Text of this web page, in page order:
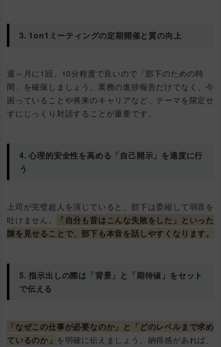
3. 1on1ミーティングの定期開催と質の向上
週～月に1回、10分程度で良いので「部下のための時
間」を確保しましょう。業務の進捗報告だけでなく、今
困っていることや将来のキャリアなど、テーマを限定せ
ずにじっくり対話することが重要です。
4. 心理的安全性を高める「自己開示」を適度に行
う
上司が完璧超人を演じていると、部下は委縮して弱音を
吐けません。
「自分も昔はこんな失敗をした」といった
隙を見せることで、部下も本音を話しやすくなります。
5. 指示出しの際は「背景」と「期待値」をセット
で伝える
「なぜこの仕事が必要なのか」と「どのレベルまで求め
ているのか」 を明確に伝えましょう。納得感があれば、